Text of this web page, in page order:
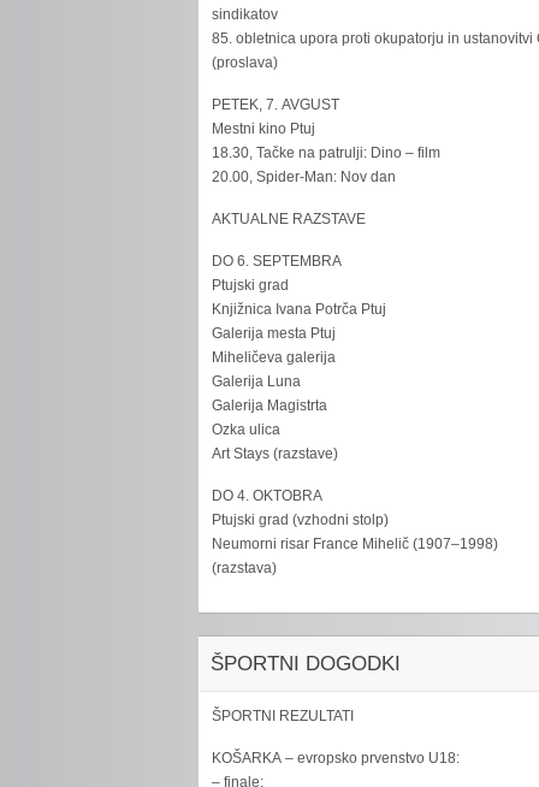
sindikatov
85. obletnica upora proti okupatorju in ustanovitvi
(proslava)
PETEK, 7. AVGUST
Mestni kino Ptuj
18.30, Tačke na patrulji: Dino – film
20.00, Spider-Man: Nov dan
AKTUALNE RAZSTAVE
DO 6. SEPTEMBRA
Ptujski grad
Knjižnica Ivana Potrča Ptuj
Galerija mesta Ptuj
Miheličeva galerija
Galerija Luna
Galerija Magistrta
Ozka ulica
Art Stays (razstave)
DO 4. OKTOBRA
Ptujski grad (vzhodni stolp)
Neumorni risar France Mihelič (1907–1998)
(razstava)
ŠPORTNI DOGODKI
ŠPORTNI REZULTATI
KOŠARKA – evropsko prvenstvo U18:
– finale: